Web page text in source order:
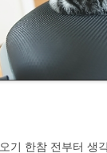
기 한참 전부터 생